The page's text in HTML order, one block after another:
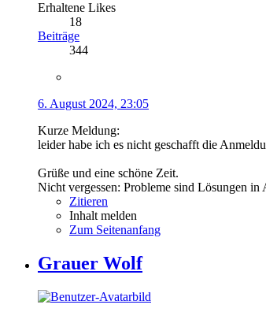
Erhaltene Likes
18
Beiträge
344
6. August 2024, 23:05
Kurze Meldung:
leider habe ich es nicht geschafft die
Grüße und eine schöne Zeit.
Nicht vergessen: Probleme sind Lösungen in
Zitieren
Inhalt melden
Zum Seitenanfang
Grauer Wolf